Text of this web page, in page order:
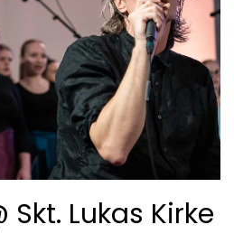
Skt. Lukas Kirke